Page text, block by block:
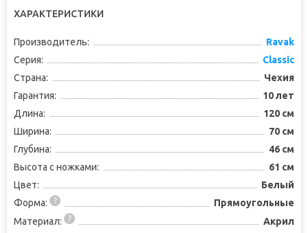
ХАРАКТЕРИСТИКИ
Производитель:
Ravak
Серия:
Classic
Страна:
Чехия
Гарантия:
10 лет
Длина:
120 см
Ширина:
70 см
Глубина:
46 см
Высота с ножками:
61 см
Цвет:
Белый
Форма:
Прямоугольные
Материал:
Акрил